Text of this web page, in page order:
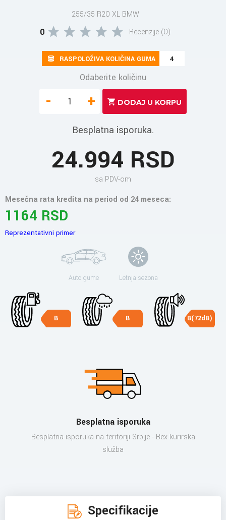
255/35 R20 XL BMW
0 Recenzije (0)
RASPOLOŽIVA KOLIČINA GUMA 4
Odaberite količinu
- +
Besplatna isporuka.
24.994 RSD
sa PDV-om
Mesečna rata kredita na period od 24 meseca:
1164 RSD
Reprezentativni primer
Auto gume Letnja sezona
B B B(72dB)
Besplatna isporuka
Besplatna isporuka na teritoriji Srbije - Bex kurirska
služba
Specifikacije